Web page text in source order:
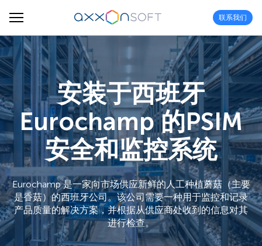
联系我们
安装于西班牙
Eurochamp 的PSIM
安全和监控系统
Eurochamp 是一家向市场供应新鲜的人工种植蘑菇（主要
是香菇）的西班牙公司。该公司需要一种用于监控和记录
产品质量的解决方案，并根据从供应商处收到的信息对其
进行检查。